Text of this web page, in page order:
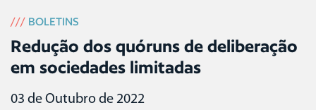
/// BOLETINS
Redução dos quóruns de deliberação
em sociedades limitadas
03 de Outubro de 2022